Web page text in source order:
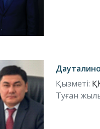
Қызметі:
Туған